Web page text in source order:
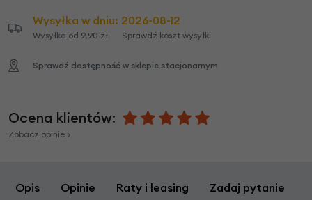
Wysyłka w dniu: 2026-08-12
Wysyłka od 9,90 zł Sprawdź koszt wysyłki
Sprawdź dostępność w sklepie stacjonarnym
Ocena klientów:
Zobacz opinie >
Opis Opinie Raty i leasing Zadaj pytanie